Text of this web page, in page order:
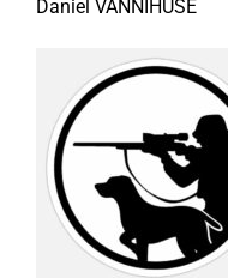
Daniel VANNIHUSE